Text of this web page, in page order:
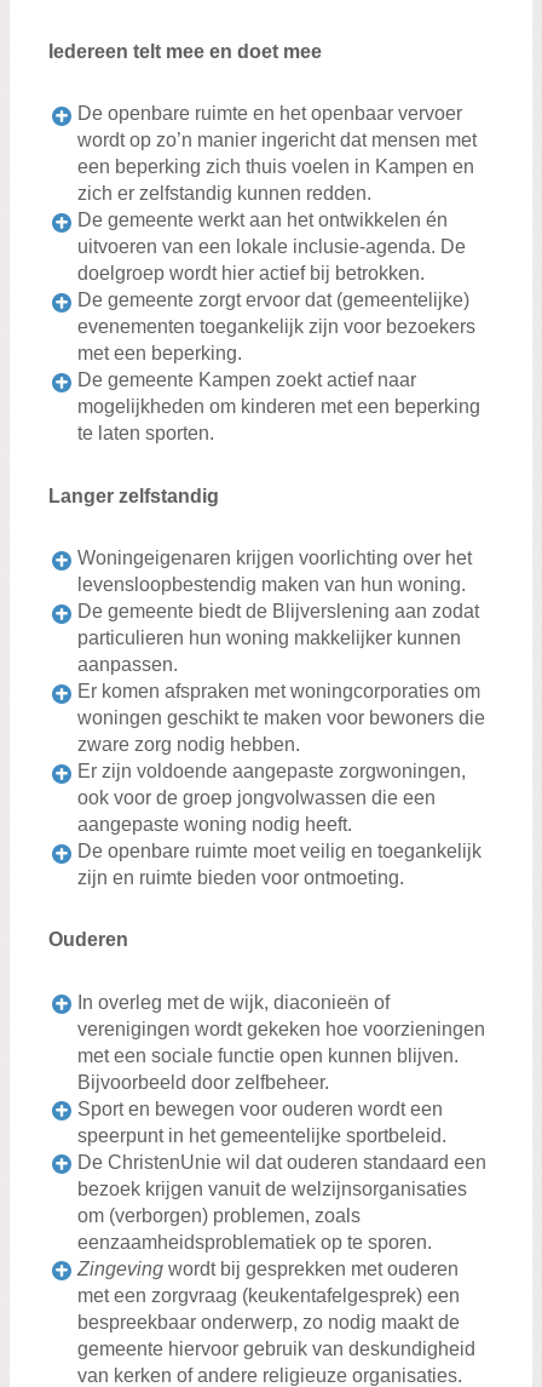
Iedereen telt mee en doet mee
De openbare ruimte en het openbaar vervoer
wordt op zo’n manier ingericht dat mensen met
een beperking zich thuis voelen in Kampen en
zich er zelfstandig kunnen redden.
De gemeente werkt aan het ontwikkelen én
uitvoeren van een lokale inclusie-agenda. De
doelgroep wordt hier actief bij betrokken.
De gemeente zorgt ervoor dat (gemeentelijke)
evenementen toegankelijk zijn voor bezoekers
met een beperking.
De gemeente Kampen zoekt actief naar
mogelijkheden om kinderen met een beperking
te laten sporten.
Langer zelfstandig
Woningeigenaren krijgen voorlichting over het
levensloopbestendig maken van hun woning.
De gemeente biedt de Blijverslening aan zodat
particulieren hun woning makkelijker kunnen
aanpassen.
Er komen afspraken met woningcorporaties om
woningen geschikt te maken voor bewoners die
zware zorg nodig hebben.
Er zijn voldoende aangepaste zorgwoningen,
ook voor de groep jongvolwassen die een
aangepaste woning nodig heeft.
De openbare ruimte moet veilig en toegankelijk
zijn en ruimte bieden voor ontmoeting.
Ouderen
In overleg met de wijk, diaconieën of
verenigingen wordt gekeken hoe voorzieningen
met een sociale functie open kunnen blijven.
Bijvoorbeeld door zelfbeheer.
Sport en bewegen voor ouderen wordt een
speerpunt in het gemeentelijke sportbeleid.
De ChristenUnie wil dat ouderen standaard een
bezoek krijgen vanuit de welzijnsorganisaties
om (verborgen) problemen, zoals
eenzaamheidsproblematiek op te sporen.
Zingeving wordt bij gesprekken met ouderen
met een zorgvraag (keukentafelgesprek) een
bespreekbaar onderwerp, zo nodig maakt de
gemeente hiervoor gebruik van deskundigheid
van kerken of andere religieuze organisaties.